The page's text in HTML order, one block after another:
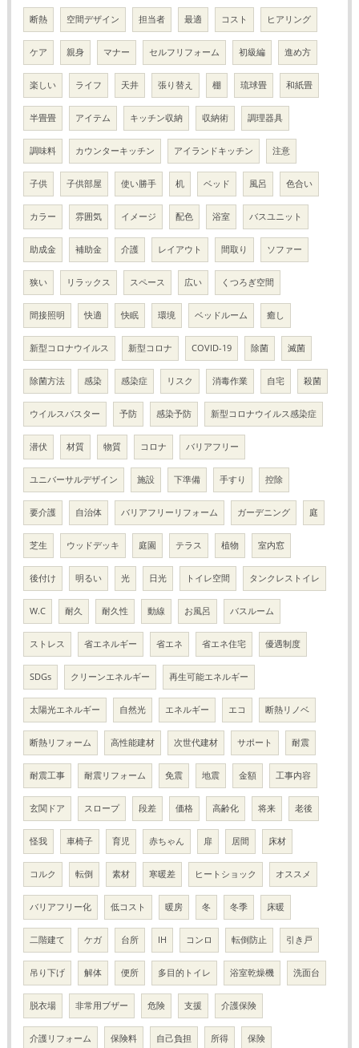
断熱 空間デザイン 担当者 最適 コスト ヒアリング
ケア 親身 マナー セルフリフォーム 初級編 進め方
楽しい ライフ 天井 張り替え 棚 琉球畳 和紙畳
半畳畳 アイテム キッチン収納 収納術 調理器具
調味料 カウンターキッチン アイランドキッチン 注意
子供 子供部屋 使い勝手 机 ベッド 風呂 色合い
カラー 雰囲気 イメージ 配色 浴室 バスユニット
助成金 補助金 介護 レイアウト 間取り ソファー
狭い リラックス スペース 広い くつろぎ空間
間接照明 快適 快眠 環境 ベッドルーム 癒し
新型コロナウイルス 新型コロナ COVID-19 除菌 滅菌
除菌方法 感染 感染症 リスク 消毒作業 自宅 殺菌
ウイルスバスター 予防 感染予防 新型コロナウイルス感染症
潜伏 材質 物質 コロナ バリアフリー
ユニバーサルデザイン 施設 下準備 手すり 控除
要介護 自治体 バリアフリーリフォーム ガーデニング 庭
芝生 ウッドデッキ 庭園 テラス 植物 室内窓
後付け 明るい 光 日光 トイレ空間 タンクレストイレ
W.C 耐久 耐久性 動線 お風呂 バスルーム
ストレス 省エネルギー 省エネ 省エネ住宅 優遇制度
SDGs クリーンエネルギー 再生可能エネルギー
太陽光エネルギー 自然光 エネルギー エコ 断熱リノベ
断熱リフォーム 高性能建材 次世代建材 サポート 耐震
耐震工事 耐震リフォーム 免震 地震 金額 工事内容
玄関ドア スロープ 段差 価格 高齢化 将来 老後
怪我 車椅子 育児 赤ちゃん 扉 居間 床材
コルク 転倒 素材 寒暖差 ヒートショック オススメ
バリアフリー化 低コスト 暖房 冬 冬季 床暖
二階建て ケガ 台所 IH コンロ 転倒防止 引き戸
吊り下げ 解体 便所 多目的トイレ 浴室乾燥機 洗面台
脱衣場 非常用ブザー 危険 支援 介護保険
介護リフォーム 保険料 自己負担 所得 保険